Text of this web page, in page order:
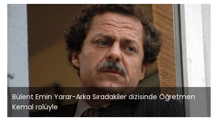
Bülent Emin Yarar-Arka Sıradakiler dizisinde Öğretmen
Kemal rolüyle